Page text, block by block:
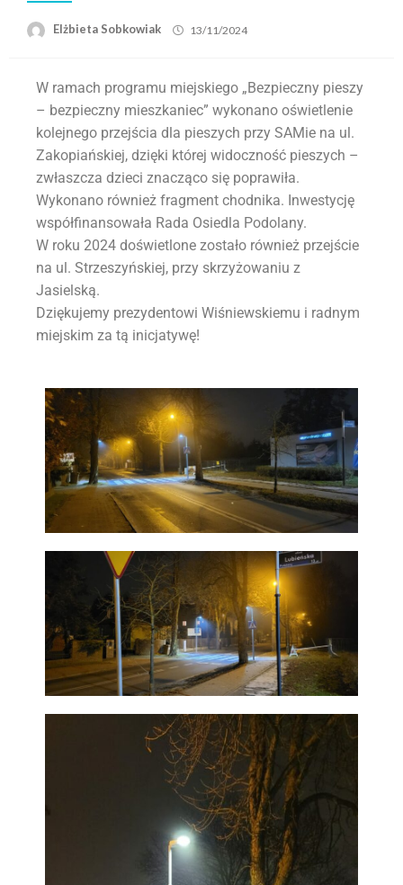
Elżbieta Sobkowiak 13/11/2024
W ramach programu miejskiego „Bezpieczny pieszy
– bezpieczny mieszkaniec” wykonano oświetlenie
kolejnego przejścia dla pieszych przy SAMie na ul.
Zakopiańskiej, dzięki której widoczność pieszych –
zwłaszcza dzieci znacząco się poprawiła.
Wykonano również fragment chodnika. Inwestycję
współfinansowała Rada Osiedla Podolany.
W roku 2024 doświetlone zostało również przejście
na ul. Strzeszyńskiej, przy skrzyżowaniu z
Jasielską.
Dziękujemy prezydentowi Wiśniewskiemu i radnym
miejskim za tą inicjatywę!